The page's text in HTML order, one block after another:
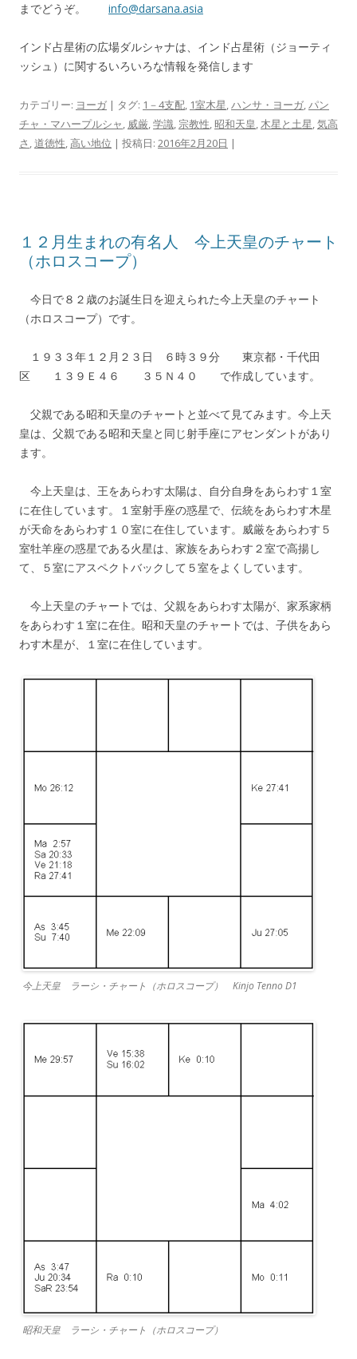
までどうぞ。 info@darsana.asia
インド占星術の広場ダルシャナは、インド占星術（ジョーティ
ッシュ）に関するいろいろな情報を発信します
カテゴリー: ヨーガ | タグ: 1－4支配, 1室木星,ハンサ・ヨーガ,パン
チャ・マハープルシャ, 威厳,学識, 宗教性, 昭和天皇,木星と土星,気高
さ ,道徳性,高い地位 | 投稿日: 2016年2月20日 |
１２月生まれの有名人 今上天皇のチャート
（ホロスコープ）
今日で８２歳のお誕生日を迎えられた今上天皇のチャート
（ホロスコープ）です。
１９３３年１２月２３日 ６時３９分 東京都・千代田
区 １３９Ｅ４６ ３５Ｎ４０ で作成しています。
父親である昭和天皇のチャートと並べて見てみます。今上天
皇は、父親である昭和天皇と同じ射手座にアセンダントがあり
ます。
今上天皇は、王をあらわす太陽は、自分自身をあらわす１室
に在住しています。１室射手座の惑星で、伝統をあらわす木星
が天命をあらわす１０室に在住しています。威厳をあらわす５
室牡羊座の惑星である火星は、家族をあらわす２室で高揚し
て、５室にアスペクトバックして５室をよくしています。
今上天皇のチャートでは、父親をあらわす太陽が、家系家柄
をあらわす１室に在住。昭和天皇のチャートでは、子供をあら
わす木星が、１室に在住しています。
今上天皇 ラーシ・チャート（ホロスコープ） Kinjo Tenno D1
昭和天皇 ラーシ・チャート（ホロスコープ）